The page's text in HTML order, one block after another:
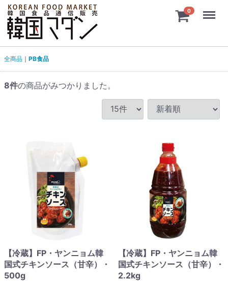
0 Menu
全商品 PB食品
8件の商品がみつかりました。
【冷蔵】FP・ヤンニョム韓
国式チキンソース（甘辛）・
500g
【冷蔵】FP・ヤンニョム韓
国式チキンソース（甘辛）・
2.2kg